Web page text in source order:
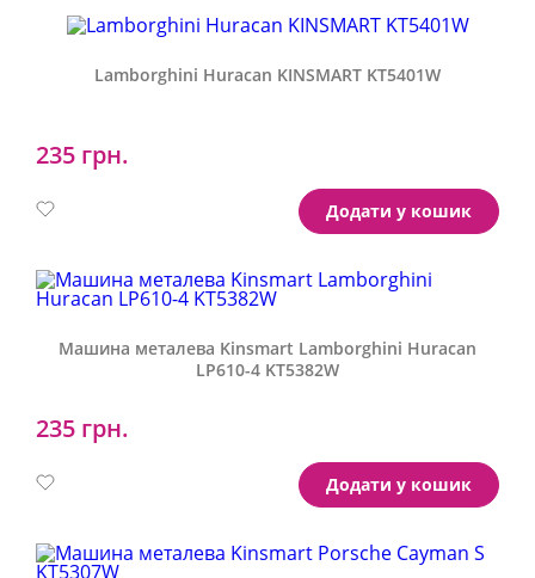
Lamborghini Huracan KINSMART KT5401W
235 грн.
Артикул: Додати у кошик
Машина металева Kinsmart Lamborghini Huracan
LP610-4 KT5382W
235 грн.
Артикул: Додати у кошик